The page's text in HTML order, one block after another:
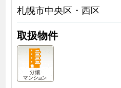
札幌市中央区・西区
取扱物件